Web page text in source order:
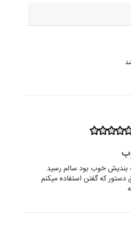
بندیش خوب بود سالم رسید
که گفتن استفاده میکنم